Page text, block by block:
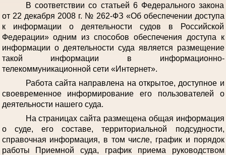
В соответствии со статьей 6 Федерального закона
от 22 декабря 2008 г. № 262-ФЗ «Об обеспечении доступа
к информации о деятельности судов в Российской
Федерации» одним из способов обеспечения доступа к
информации о деятельности суда является размещение
такой информации в информационно-
телекоммуникационной сети «Интернет».
Работа сайта направлена на открытое, доступное и
своевременное информирование его пользователей о
деятельности нашего суда.
На страницах сайта размещена общая информация
о суде, его составе, территориальной подсудности,
справочная информация, в том числе, график и порядок
работы Приемной суда, график приема руководством